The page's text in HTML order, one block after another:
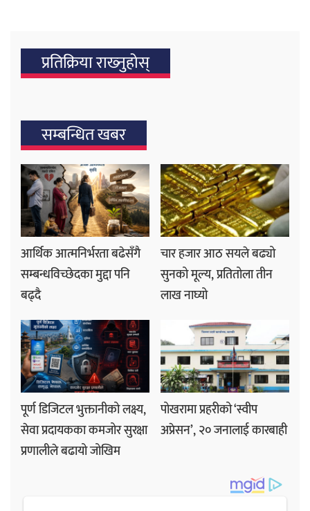
प्रतिक्रिया राख्‍नुहोस्
सम्बन्धित खबर
आर्थिक आत्मनिर्भरता बढेसँगै
सम्बन्धविच्छेदका मुद्दा पनि
बढ्दै
चार हजार आठ सयले बढ्यो
सुनको मूल्य, प्रतितोला तीन
लाख नाघ्यो
पूर्ण डिजिटल भुक्तानीको लक्ष्य,
सेवा प्रदायकका कमजोर सुरक्षा
प्रणालीले बढायो जोखिम
पोखरामा प्रहरीको ‘स्वीप
अप्रेसन’, २० जनालाई कारबाही